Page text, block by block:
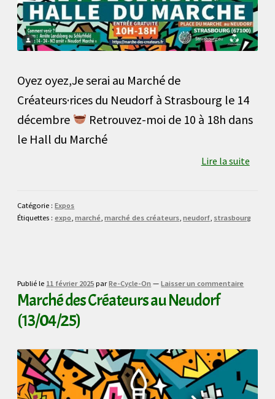
Oyez oyez,Je serai au Marché de
Créateurs·rices du Neudorf à Strasbourg le 14
décembre
Retrouvez-moi de 10 à 18h dans
le Hall du Marché
Lire la suite
Catégorie :Expos
Étiquettes :expo,marché,marché des créateurs,neudorf, strasbourg
Publié le 11 février 2025 parRe-Cycle-On —Laisser un commentaire
Marché des Créateurs au Neudorf
(13/04/25)